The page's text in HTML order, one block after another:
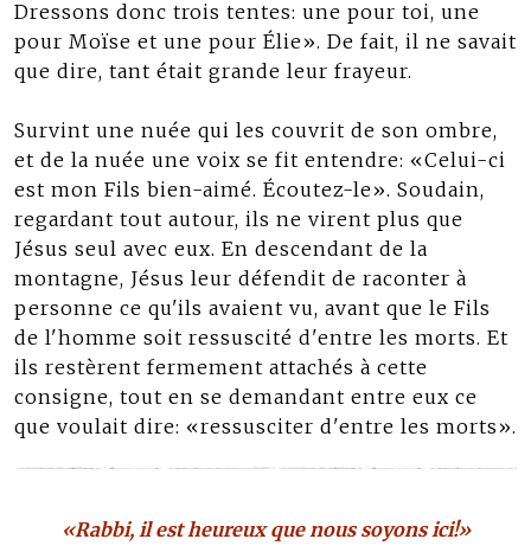
Dressons donc trois tentes: une pour toi, une
pour Moïse et une pour Élie». De fait, il ne savait
que dire, tant était grande leur frayeur.
Survint une nuée qui les couvrit de son ombre,
et de la nuée une voix se fit entendre: «Celui-ci
est mon Fils bien-aimé. Écoutez-le». Soudain,
regardant tout autour, ils ne virent plus que
Jésus seul avec eux. En descendant de la
montagne, Jésus leur défendit de raconter à
personne ce qu'ils avaient vu, avant que le Fils
de l'homme soit ressuscité d'entre les morts. Et
ils restèrent fermement attachés à cette
consigne, tout en se demandant entre eux ce
que voulait dire: «ressusciter d'entre les morts».
«Rabbi, il est heureux que nous soyons ici!»